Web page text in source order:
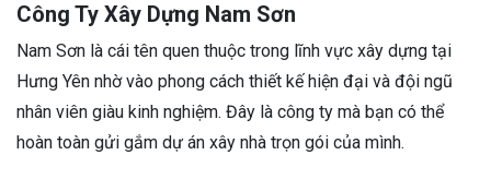
Công Ty Xây Dựng Nam Sơn
Nam Sơn là cái tên quen thuộc trong lĩnh vực xây dựng tại
Hưng Yên nhờ vào phong cách thiết kế hiện đại và đội ngũ
nhân viên giàu kinh nghiệm. Đây là công ty mà bạn có thể
hoàn toàn gửi gắm dự án xây nhà trọn gói của mình.